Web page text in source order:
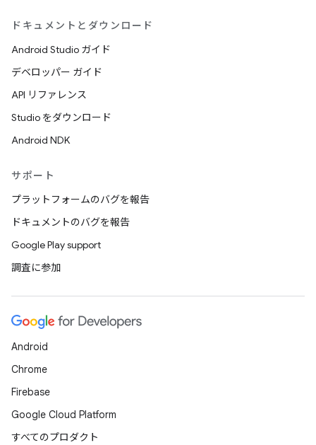
ドキュメントとダウンロード
Android Studio ガイド
デベロッパー ガイド
API リファレンス
Studio をダウンロード
Android NDK
サポート
プラットフォームのバグを報告
ドキュメントのバグを報告
Google Play support
調査に参加
Android
Chrome
Firebase
Google Cloud Platform
すべてのプロダクト